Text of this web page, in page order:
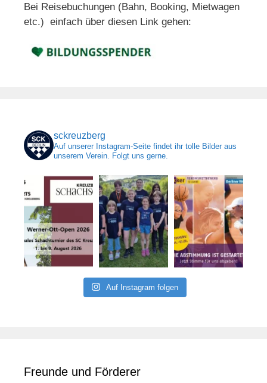
Bei Reisebuchungen (Bahn, Booking, Mietwagen
etc.) einfach über diesen Link gehen:
sckreuzberg
Auf unserer Instagram-Seite findet ihr tolle Bilder aus
unserem Verein. Folgt uns gerne.
Auf Instagram folgen
Freunde und Förderer